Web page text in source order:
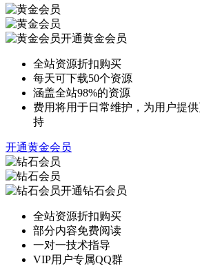
开通黄金会员
全站资源折扣购买
每天可下载50个资源
涵盖全站98%的资源
费用将用于日常维护，为用户提
持
开通黄金会员
开通钻石会员
全站资源折扣购买
部分内容免费阅读
一对一技术指导
VIP用户专属QQ群